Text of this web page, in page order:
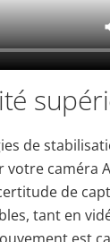
de
caméra
de
, tant en